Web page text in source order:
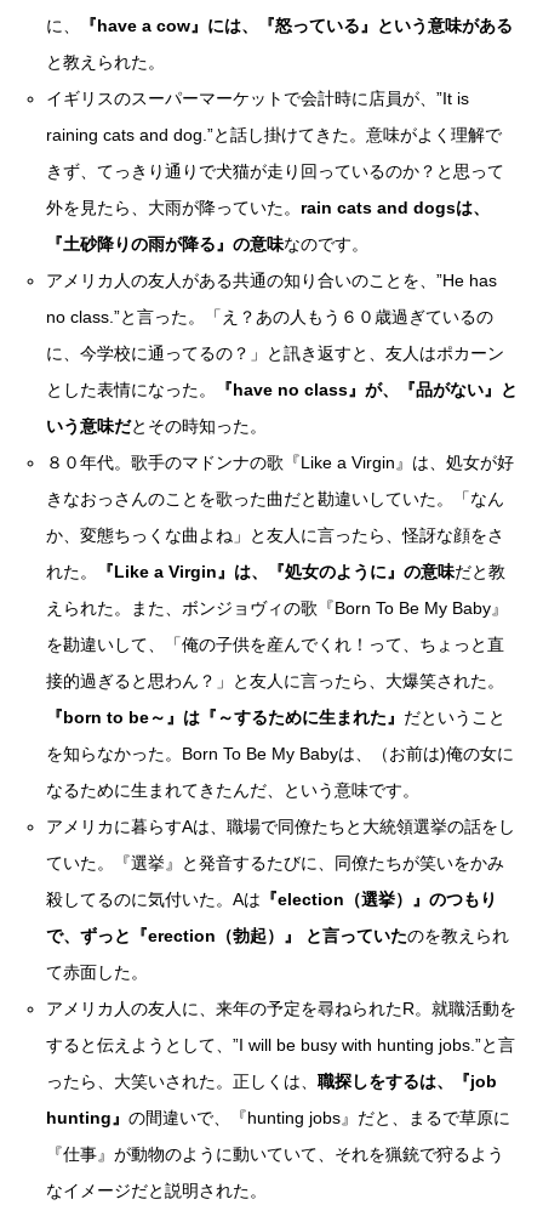
に、
『have a cow』には、『怒っている』という意味がある
と教えられた。
イギリスのスーパーマーケットで会計時に店員が、”It is
raining cats and dog.”と話し掛けてきた。意味がよく理解で
きず、てっきり通りで犬猫が走り回っているのか？と思って
外を見たら、大雨が降っていた。 rain cats and dogsは、
『土砂降りの雨が降る』の意味なのです。
アメリカ人の友人がある共通の知り合いのことを、”He has
no class.”と言った。「え？あの人もう６０歳過ぎているの
に、今学校に通ってるの？」と訊き返すと、友人はポカーン
とした表情になった。
『have no class』が、『品がない』と
いう意味だとその時知った。
８０年代。歌手のマドンナの歌『Like a Virgin』は、処女が好
きなおっさんのことを歌った曲だと勘違いしていた。「なん
か、変態ちっくな曲よね」と友人に言ったら、怪訝な顔をさ
れた。
『Like a Virgin』は、『処女のように』の意味だと教
えられた。また、ボンジョヴィの歌『Born To Be My Baby』
を勘違いして、「俺の子供を産んでくれ！って、ちょっと直
接的過ぎると思わん？」と友人に言ったら、大爆笑された。
『born to be～』は『～するために生まれた』 だということ
を知らなかった。Born To Be My Babyは、（お前は)俺の女に
なるために生まれてきたんだ、という意味です。
アメリカに暮らすAは、職場で同僚たちと大統領選挙の話をし
ていた。『選挙』と発音するたびに、同僚たちが笑いをかみ
殺してるのに気付いた。Aは 『election（選挙）』のつもり
で、ずっと『erection（勃起）』 と言っていたのを教えられ
て赤面した。
アメリカ人の友人に、来年の予定を尋ねられたR。就職活動を
すると伝えようとして、”I will be busy with hunting jobs.”と言
ったら、大笑いされた。正しくは、職探しをするは、『job
hunting』の間違いで、『hunting jobs』だと、まるで草原に
『仕事』が動物のように動いていて、それを猟銃で狩るよう
なイメージだと説明された。